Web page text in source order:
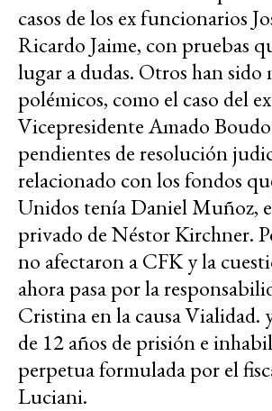
casos de los ex funcionarios
Ricardo Jaime, con pruebas
lugar a dudas. Otros han sido
polémicos, como el caso del ex
Vicepresidente Amado
pendientes de resolución
relacionado con los fondos
Unidos tenía Daniel Muñoz,
privado de Néstor Kirchner.
no afectaron a CFK y la
ahora pasa por la
Cristina en la causa Vialidad.
de 12 años de prisión e
perpetua formulada por el
Luciani.